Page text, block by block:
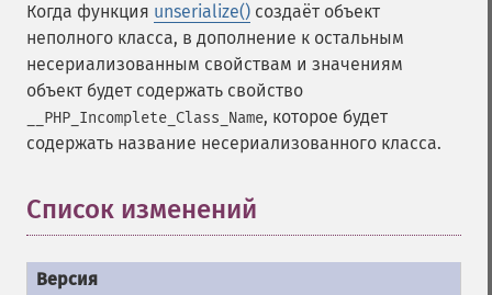
Когда функция unserialize() создаёт объект
неполного класса, в дополнение к остальным
несериализованным свойствам и значениям
объект будет содержать свойство
__PHP_Incomplete_Class_Name, которое будет
содержать название несериализованного класса.
Список изменений